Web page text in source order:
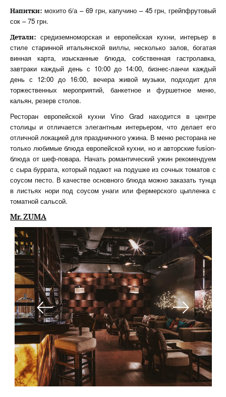
Напитки: мохито б/а – 69 грн, капучино – 45 грн, грейпфрутовый
сок – 75 грн.
Детали: средиземноморская и европейская кухни, интерьер в
стиле старинной итальянской виллы, несколько залов, богатая
винная карта, изысканные блюда, собственная гастролавка,
завтраки каждый день с 10:00 до 14:00, бизнес-ланчи каждый
день с 12:00 до 16:00, вечера живой музыки, подходит для
торжественных мероприятий, банкетное и фуршетное меню,
кальян, резерв столов.
Ресторан европейской кухни Vino Grad находится в центре
столицы и отличается элегантным интерьером, что делает его
отличной локацией для праздничного ужина. В меню ресторана не
только любимые блюда европейской кухни, но и авторские fusion-
блюда от шеф-повара. Начать романтический ужин рекомендуем
с сыра буррата, который подают на подушке из сочных томатов с
соусом песто. В качестве основного блюда можно заказать тунца
в листьях нори под соусом унаги или фермерского цыпленка с
томатной сальсой.
Mr. ZUMA